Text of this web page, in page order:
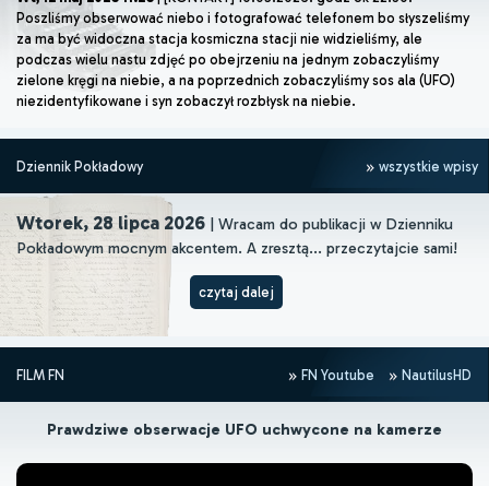
Poszliśmy obserwować niebo i fotografować telefonem bo słyszeliśmy
za ma być widoczna stacja kosmiczna stacji nie widzieliśmy, ale
podczas wielu nastu zdjęć po obejrzeniu na jednym zobaczyliśmy
zielone kręgi na niebie, a na poprzednich zobaczyliśmy sos ala (UFO)
niezidentyfikowane i syn zobaczył rozbłysk na niebie.
Dziennik Pokładowy wszystkie wpisy
Wtorek, 28 lipca 2026 | Wracam do publikacji w Dzienniku
Pokładowym mocnym akcentem. A zresztą... przeczytajcie sami!
czytaj dalej
FILM FN FN Youtube NautilusHD
Prawdziwe obserwacje UFO uchwycone na kamerze